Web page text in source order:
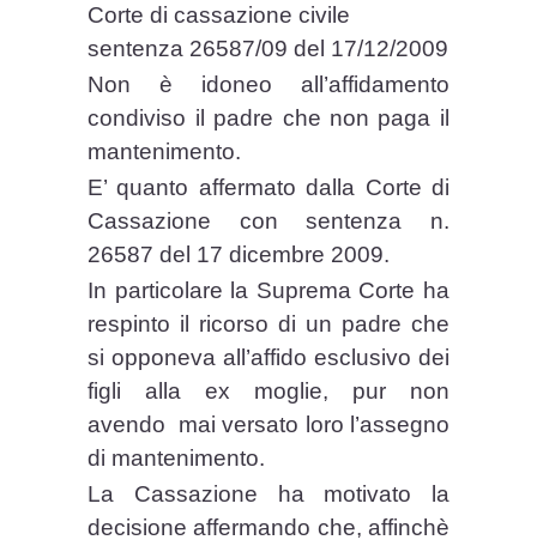
Corte di cassazione civile
sentenza 26587/09 del 17/12/2009
Non è idoneo all’affidamento
condiviso il padre che non paga il
mantenimento.
E’ quanto affermato dalla Corte di
Cassazione con sentenza n.
26587 del 17 dicembre 2009.
In particolare la Suprema Corte ha
respinto il ricorso di un padre che
si opponeva all’affido esclusivo dei
figli alla ex moglie, pur non
avendo mai versato loro l’assegno
di mantenimento.
La Cassazione ha motivato la
decisione affermando che, affinchè